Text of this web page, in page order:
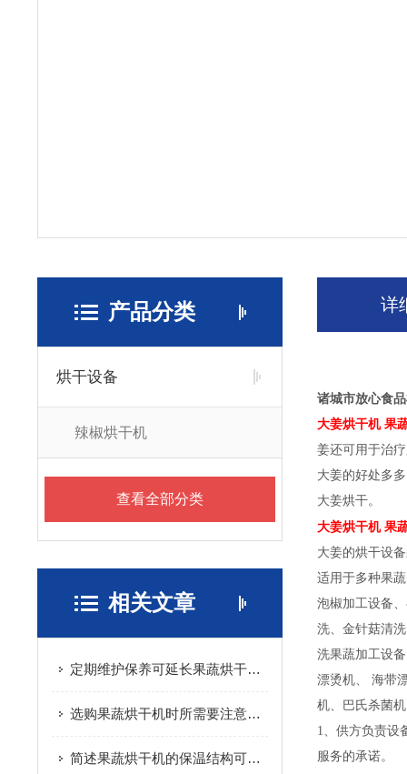
产品分类
烘干设备
辣椒烘干机
查看全部分类
相关文章
定期维护保养可延长果蔬烘干机的使用寿命
选购果蔬烘干机时所需要注意的重要事项介绍
简述果蔬烘干机的保温结构可选方式
详
诸城市放心食
大姜烘干机 果
姜还可用于治
大姜的好处多
大姜烘干。
大姜烘干机 果
大姜的烘干设
适用于多种果
泡椒加工设备
洗、金针菇清
洗果蔬加工设
漂烫机、 海带
机、巴氏杀菌
1、供方负责设
服务的承诺。